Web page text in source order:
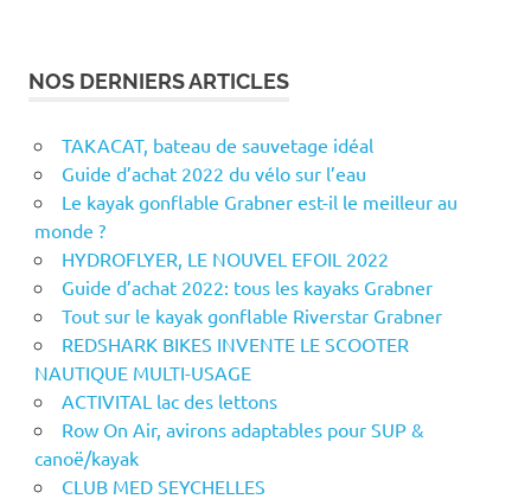
NOS DERNIERS ARTICLES
TAKACAT, bateau de sauvetage idéal
Guide d’achat 2022 du vélo sur l’eau
Le kayak gonflable Grabner est-il le meilleur au
monde ?
HYDROFLYER, LE NOUVEL EFOIL 2022
Guide d’achat 2022: tous les kayaks Grabner
Tout sur le kayak gonflable Riverstar Grabner
REDSHARK BIKES INVENTE LE SCOOTER
NAUTIQUE MULTI-USAGE
ACTIVITAL lac des lettons
Row On Air, avirons adaptables pour SUP &
canoë/kayak
CLUB MED SEYCHELLES